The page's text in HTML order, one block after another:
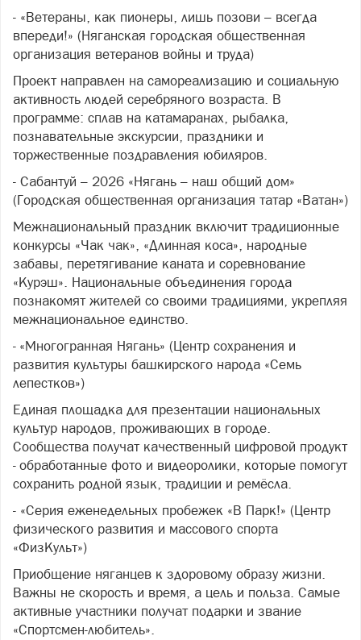
- «Ветераны, как пионеры, лишь позови – всегда
впереди!» (Няганская городская общественная
организация ветеранов войны и труда)
Проект направлен на самореализацию и социальную
активность людей серебряного возраста. В
программе: сплав на катамаранах, рыбалка,
познавательные экскурсии, праздники и
торжественные поздравления юбиляров.
- Сабантуй – 2026 «Нягань – наш общий дом»
(Городская общественная организация татар «Ватан»)
Межнациональный праздник включит традиционные
конкурсы «Чак чак», «Длинная коса», народные
забавы, перетягивание каната и соревнование
«Курэш». Национальные объединения города
познакомят жителей со своими традициями, укрепляя
межнациональное единство.
- «Многогранная Нягань» (Центр сохранения и
развития культуры башкирского народа «Семь
лепестков»)
Единая площадка для презентации национальных
культур народов, проживающих в городе.
Сообщества получат качественный цифровой продукт
- обработанные фото и видеоролики, которые помогут
сохранить родной язык, традиции и ремёсла.
- «Серия еженедельных пробежек «В Парк!» (Центр
физического развития и массового спорта
«ФизКульт»)
Приобщение няганцев к здоровому образу жизни.
Важны не скорость и время, а цель и польза. Самые
активные участники получат подарки и звание
«Спортсмен-любитель».